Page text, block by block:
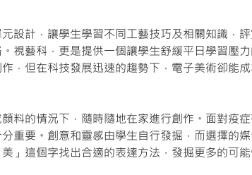
設計，讓學生學習不同工藝技巧及相關知識，
視藝科，更是提供一個讓學生舒緩平日學習壓力
，但在科技發展迅速的趨勢下，電子美術卻能
料的情況下，隨時隨地在家進行創作。面對疫
重要。創意和靈感由學生自行發掘，而選擇的
」這個字找出合適的表達方法，發掘更多的可能